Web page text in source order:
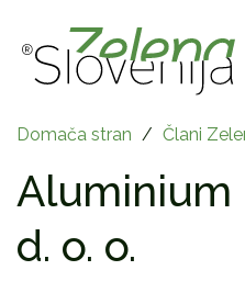
Domača stran / Člani
Aluminium
d. o. o.